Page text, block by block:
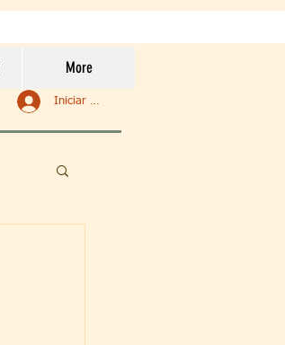
More
Iniciar sesión